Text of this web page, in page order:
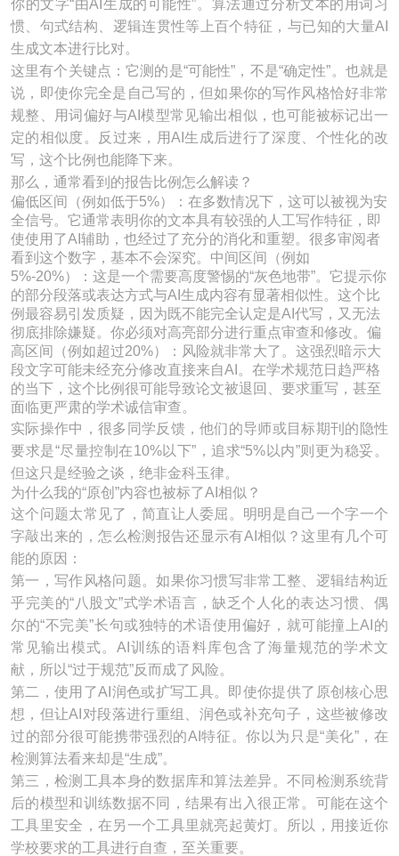
你的文字“由AI生成的可能性”。算法通过分析文本的用词习
惯、句式结构、逻辑连贯性等上百个特征，与已知的大量AI
生成文本进行比对。
这里有个关键点：它测的是“可能性”，不是“确定性”。也就是
说，即使你完全是自己写的，但如果你的写作风格恰好非常
规整、用词偏好与AI模型常见输出相似，也可能被标记出一
定的相似度。反过来，用AI生成后进行了深度、个性化的改
写，这个比例也能降下来。
那么，通常看到的报告比例怎么解读？
偏低区间（例如低于5%）：在多数情况下，这可以被视为安
全信号。它通常表明你的文本具有较强的人工写作特征，即
使使用了AI辅助，也经过了充分的消化和重塑。很多审阅者
看到这个数字，基本不会深究。中间区间（例如
5%-20%）：这是一个需要高度警惕的“灰色地带”。它提示你
的部分段落或表达方式与AI生成内容有显著相似性。这个比
例最容易引发质疑，因为既不能完全认定是AI代写，又无法
彻底排除嫌疑。你必须对高亮部分进行重点审查和修改。偏
高区间（例如超过20%）：风险就非常大了。这强烈暗示大
段文字可能未经充分修改直接来自AI。在学术规范日趋严格
的当下，这个比例很可能导致论文被退回、要求重写，甚至
面临更严肃的学术诚信审查。
实际操作中，很多同学反馈，他们的导师或目标期刊的隐性
要求是“尽量控制在10%以下”，追求“5%以内”则更为稳妥。
但这只是经验之谈，绝非金科玉律。
为什么我的“原创”内容也被标了AI相似？
这个问题太常见了，简直让人委屈。明明是自己一个字一个
字敲出来的，怎么检测报告还显示有AI相似？这里有几个可
能的原因：
第一，写作风格问题。如果你习惯写非常工整、逻辑结构近
乎完美的“八股文”式学术语言，缺乏个人化的表达习惯、偶
尔的“不完美”长句或独特的术语使用偏好，就可能撞上AI的
常见输出模式。AI训练的语料库包含了海量规范的学术文
献，所以“过于规范”反而成了风险。
第二，使用了AI润色或扩写工具。即使你提供了原创核心思
想，但让AI对段落进行重组、润色或补充句子，这些被修改
过的部分很可能携带强烈的AI特征。你以为只是“美化”，在
检测算法看来却是“生成”。
第三，检测工具本身的数据库和算法差异。不同检测系统背
后的模型和训练数据不同，结果有出入很正常。可能在这个
工具里安全，在另一个工具里就亮起黄灯。所以，用接近你
学校要求的工具进行自查，至关重要。